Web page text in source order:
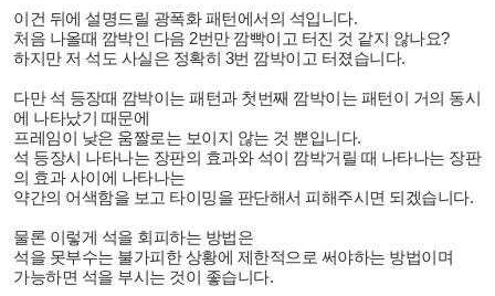
이건 뒤에 설명드릴 광폭화 패턴에서의 석입니다.
처음 나올때 깜박인 다음 2번만 깜빡이고 터진 것 같지 않나요?
하지만 저 석도 사실은 정확히 3번 깜박이고 터졌습니다.
다만 석 등장때 깜박이는 패턴과 첫번째 깜박이는 패턴이 거의 동시
에 나타났기 때문에
프레임이 낮은 움짤로는 보이지 않는 것 뿐입니다.
석 등장시 나타나는 장판의 효과와 석이 깜박거릴 때 나타나는 장판
의 효과 사이에 나타나는
약간의 어색함을 보고 타이밍을 판단해서 피해주시면 되겠습니다.
물론 이렇게 석을 회피하는 방법은
석을 못부수는 불가피한 상황에 제한적으로 써야하는 방법이며
가능하면 석을 부시는 것이 좋습니다.